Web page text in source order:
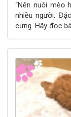
“Nên nuôi mèo
nhiều người.
cưng. Hãy đọc